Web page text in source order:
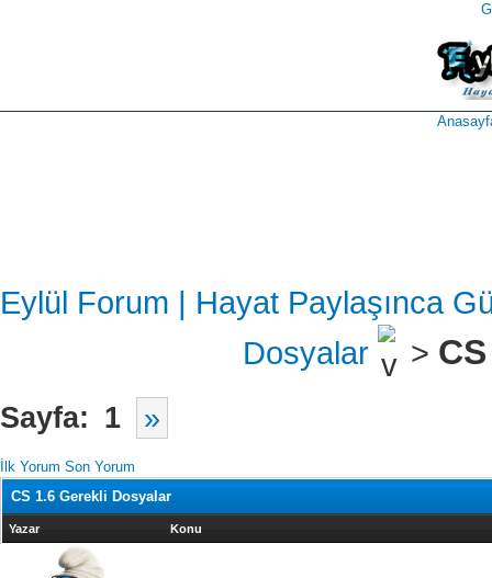
Eylül Forum | Hayat Paylaşınca
Dosyalar
>
Sayfa: 1 »
İlk Yorum Son Yorum
CS 1.6 Gerekli Dosyalar
Yazar Konu